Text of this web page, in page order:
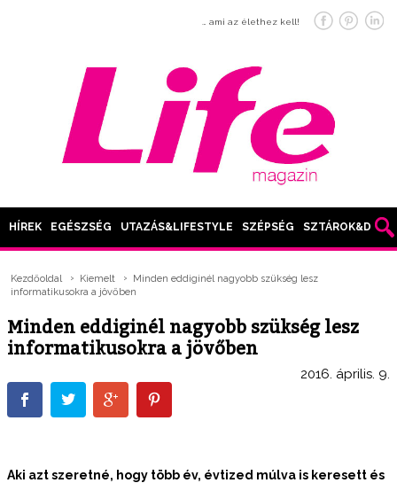
… ami az élethez kell!
HÍREK EGÉSZSÉG UTAZÁS&LIFESTYLE SZÉPSÉG SZTÁROK&DIVAT
Kezdőoldal Kiemelt
Minden eddiginél nagyobb szükség lesz
informatikusokra a jövőben
Minden eddiginél nagyobb szükség lesz
informatikusokra a jövőben
2016. április. 9.
Aki azt szeretné, hogy több év, évtized múlva is keresett és